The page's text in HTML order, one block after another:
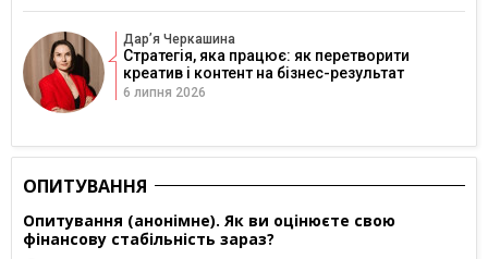
Дарʼя Черкашина
Стратегія, яка працює: як перетворити
креатив і контент на бізнес-результат
6 липня 2026
ОПИТУВАННЯ
Опитування (анонімне). Як ви оцінюєте свою
фінансову стабільність зараз?